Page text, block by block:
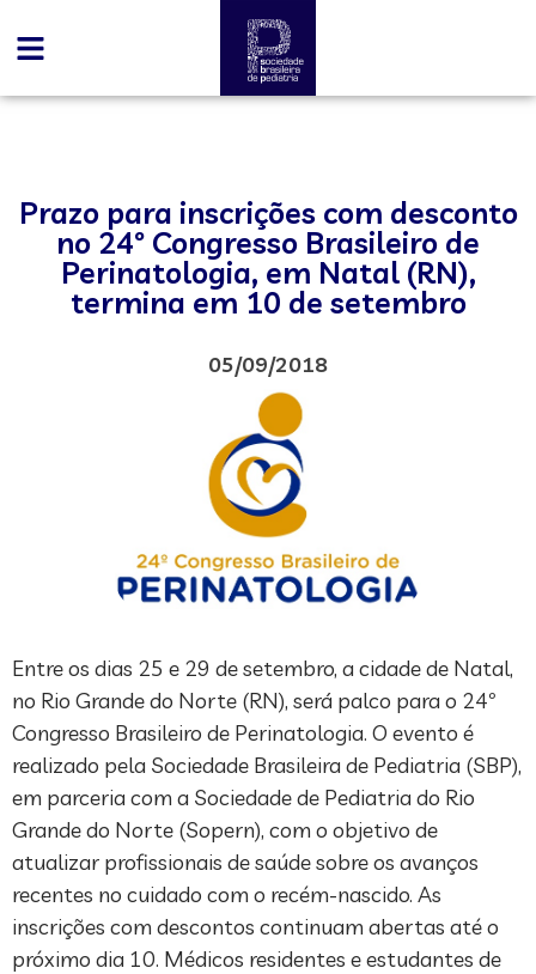
Prazo para inscrições com desconto
no 24º Congresso Brasileiro de
Perinatologia, em Natal (RN),
termina em 10 de setembro
05/09/2018
Entre os dias 25 e 29 de setembro, a cidade de Natal,
no Rio Grande do Norte (RN), será palco para o 24º
Congresso Brasileiro de Perinatologia. O evento é
realizado pela Sociedade Brasileira de Pediatria (SBP),
em parceria com a Sociedade de Pediatria do Rio
Grande do Norte (Sopern), com o objetivo de
atualizar profissionais de saúde sobre os avanços
recentes no cuidado com o recém-nascido. As
inscrições com descontos continuam abertas até o
próximo dia 10. Médicos residentes e estudantes de